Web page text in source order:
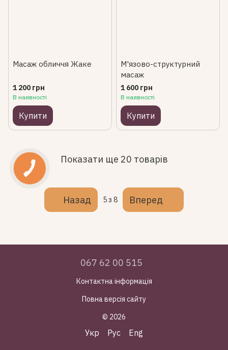
Масаж обличчя Жаке
1 200 грн
В наявності
Купити
М'язово-структурний
масаж
1 600 грн
В наявності
Купити
Показати ще 20 товарів
Назад 5з 8 Вперед
067 62 00 515
Контактна інформація
Повна версія сайту
© 2026
Укр Рус Eng